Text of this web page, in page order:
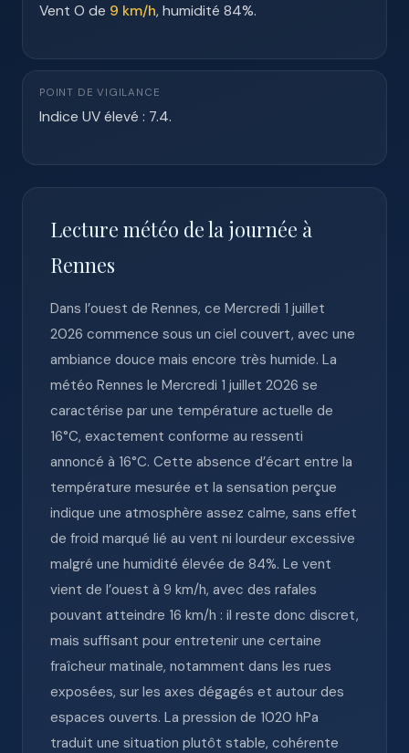
Vent O de 9 km/h, humidité 84%.
POINT DE VIGILANCE
Indice UV élevé : 7.4.
Lecture météo de la journée à
Rennes
Dans l’ouest de Rennes, ce Mercredi 1 juillet
2026 commence sous un ciel couvert, avec une
ambiance douce mais encore très humide. La
météo Rennes le Mercredi 1 juillet 2026 se
caractérise par une température actuelle de
16°C, exactement conforme au ressenti
annoncé à 16°C. Cette absence d’écart entre la
température mesurée et la sensation perçue
indique une atmosphère assez calme, sans effet
de froid marqué lié au vent ni lourdeur excessive
malgré une humidité élevée de 84%. Le vent
vient de l’ouest à 9 km/h, avec des rafales
pouvant atteindre 16 km/h : il reste donc discret,
mais suffisant pour entretenir une certaine
fraîcheur matinale, notamment dans les rues
exposées, sur les axes dégagés et autour des
espaces ouverts. La pression de 1020 hPa
traduit une situation plutôt stable, cohérente